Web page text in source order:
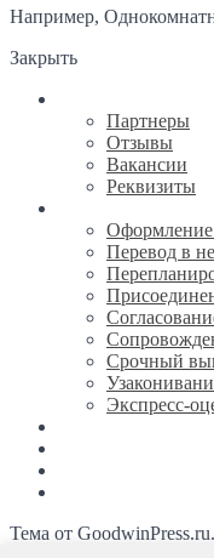
Например,
Закрыть
Партнеры
Отзывы
Вакансии
Реквизиты
Оформление
Перевод в
Срочный
Экспресс-
Тема от